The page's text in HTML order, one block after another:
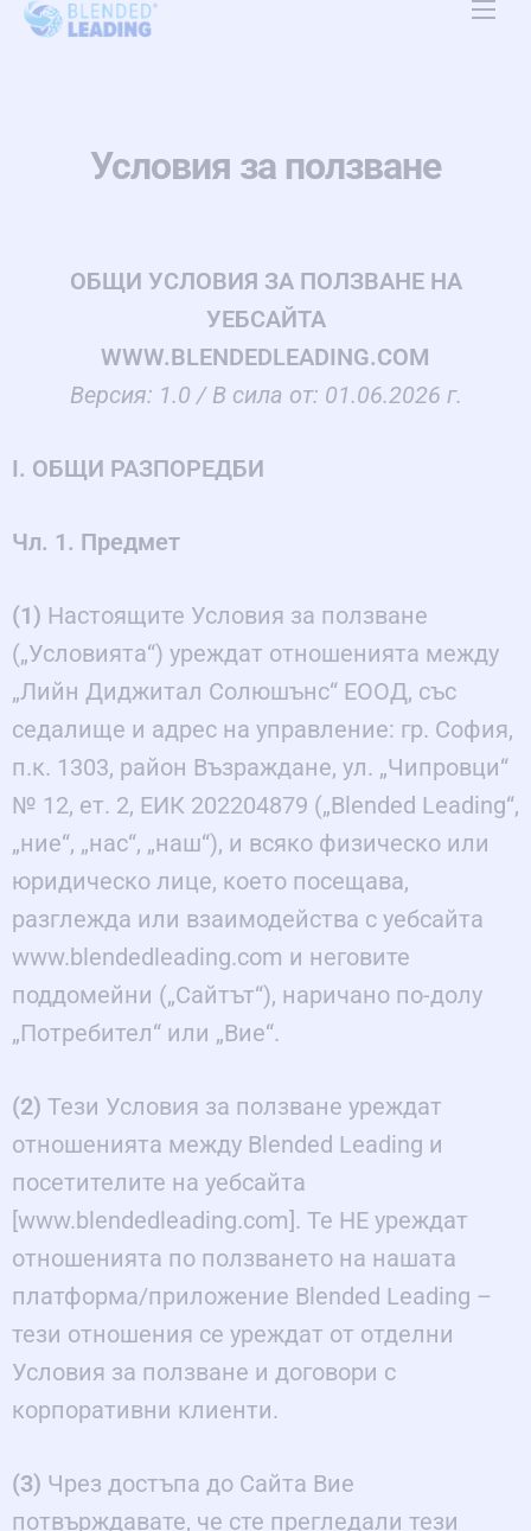
РесурсиУсловия за ползване
ОБЩИ УСЛОВИЯ ЗА ПОЛЗВАНЕ НА
УЕБСАЙТА
WWW.BLENDEDLEADING.COM
Версия: 1.0 / В сила от: 01.06.2026 г.
I. ОБЩИ РАЗПОРЕДБИ
Чл. 1. Предмет
(1) Настоящите Условия за ползване
(„Условията“) уреждат отношенията между
„Лийн Диджитал Солюшънс“ ЕООД, със
седалище и адрес на управление: гр. София,
п.к. 1303, район Възраждане, ул. „Чипровци“
№ 12, ет. 2, ЕИК 202204879 („Blended Leading“,
„ние“, „нас“, „наш“), и всяко физическо или
юридическо лице, което посещава,
разглежда или взаимодейства с уебсайта
www.blendedleading.com и неговите
поддомейни („Сайтът“), наричано по-долу
„Потребител“ или „Вие“.
(2) Тези Условия за ползване уреждат
отношенията между Blended Leading и
посетителите на уебсайта
[www.blendedleading.com]. Те НЕ уреждат
отношенията по ползването на нашата
платформа/приложение Blended Leading –
тези отношения се уреждат от отделни
Условия за ползване и договори с
корпоративни клиенти.
(3) Чрез достъпа до Сайта Вие
потвърждавате, че сте прегледали тези